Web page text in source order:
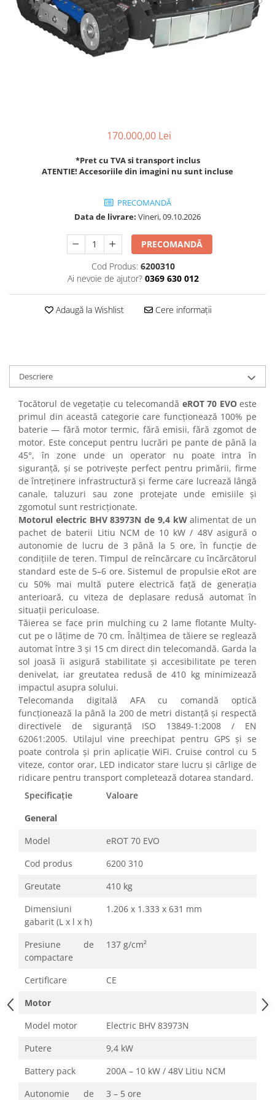
Polizoare de cioturi pomi
Tocatoare electrice
Tocatoare hidraulice
Transpaleti si stivuitoare
Trolii forestiere
Freze de zapada
Incarcatoare frontale
Masini batut stalpi
Freze de pamant
170.000,00 Lei
*Pret cu TVA si transport inclus
ATENTIE! Accesoriile din imagini nu sunt incluse
PRECOMANDĂ
Data de livrare: Vineri, 09.10.2026
PRECOMANDĂ
Cod Produs: 6200310
Ai nevoie de ajutor? 0369 630 012
Adaugă la Wishlist Cere informații
Descriere
Tocătorul de vegetație cu telecomandă eROT 70 EVOeste
primul din această categorie care funcționează 100% pe
baterie — fără motor termic, fără emisii, fără zgomot de
motor. Este conceput pentru lucrări pe pante de până la
45°, în zone unde un operator nu poate intra în
siguranță, și se potrivește perfect pentru primării, firme
de întreținere infrastructură și ferme care lucrează lângă
canale, taluzuri sau zone protejate unde emisiile și
zgomotul sunt restricționate.
Motorul electric BHV 83973N de 9,4 kWalimentat de un
pachet de baterii Litiu NCM de 10 kW / 48V asigură o
autonomie de lucru de 3 până la 5 ore, în funcție de
condițiile de teren. Timpul de reîncărcare cu încărcătorul
standard este de 5–6 ore. Sistemul de propulsie eRot are
cu 50% mai multă putere electrică față de generația
anterioară, cu viteza de deplasare redusă automat în
situații periculoase.
Tăierea se face prin mulching cu 2 lame flotante Multy-
cut pe o lățime de 70 cm. Înălțimea de tăiere se reglează
automat între 3 și 15 cm direct din telecomandă. Garda la
sol joasă îi asigură stabilitate și accesibilitate pe teren
denivelat, iar greutatea redusă de 410 kg minimizează
impactul asupra solului.
Telecomanda digitală AFA cu comandă optică
funcționează la până la 200 de metri distanță și respectă
directivele de siguranță ISO 13849-1:2008 / EN
62061:2005. Utilajul vine preechipat pentru GPS și se
poate controla și prin aplicație WiFi. Cruise control cu 5
viteze, contor orar, LED indicator stare lucru și cârlige de
ridicare pentru transport completează dotarea standard.
Specificație
Valoare
General
Model
eROT 70 EVO
Cod produs
6200 310
Greutate
410 kg
Dimensiuni
gabarit (L x l x h)
1.206 x 1.333 x 631 mm
Presiune de
compactare
137 g/cm²
Certificare
CE
Motor
Model motor
Electric BHV 83973N
Putere
9,4 kW
Battery pack
200A – 10 kW / 48V Litiu NCM
Autonomie de
3 – 5 ore